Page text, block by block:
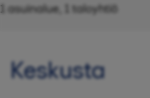
1 asuinalue taloyhtiö
Keskusta